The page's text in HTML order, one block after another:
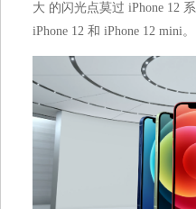
大 的闪光点莫过 iPhone 12
iPhone 12 和 iPhone 12 mini。